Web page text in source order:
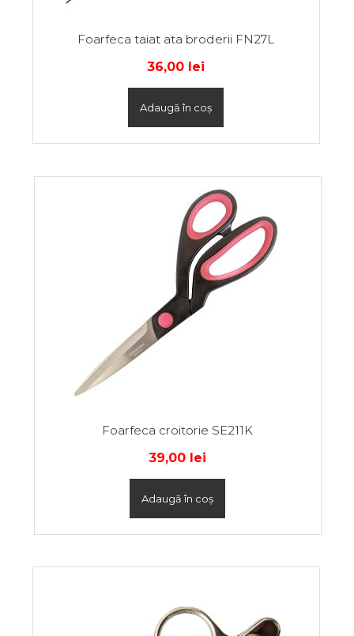
Foarfeca taiat ata broderii FN27L
36,00 lei
Adaugă în coș
Foarfeca croitorie SE211K
39,00 lei
Adaugă în coș